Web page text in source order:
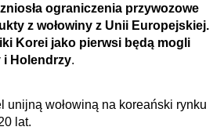
ograniczenia przywozowe
z wołowiny z Unii Europejskiej.
Korei jako pierwsi będą mogli
i Holendrzy.
unijną wołowiną na koreański rynku
lat.